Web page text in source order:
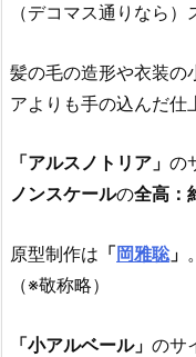
（デコマス通りなら
髪の毛の造形や衣装の
アよりも手の込んだ仕
「アルスノトリア」 の
ノンスケールの全高：
原型制作は 「岡雅聡」 。
（※敬称略）
「小アルベール」 のサ